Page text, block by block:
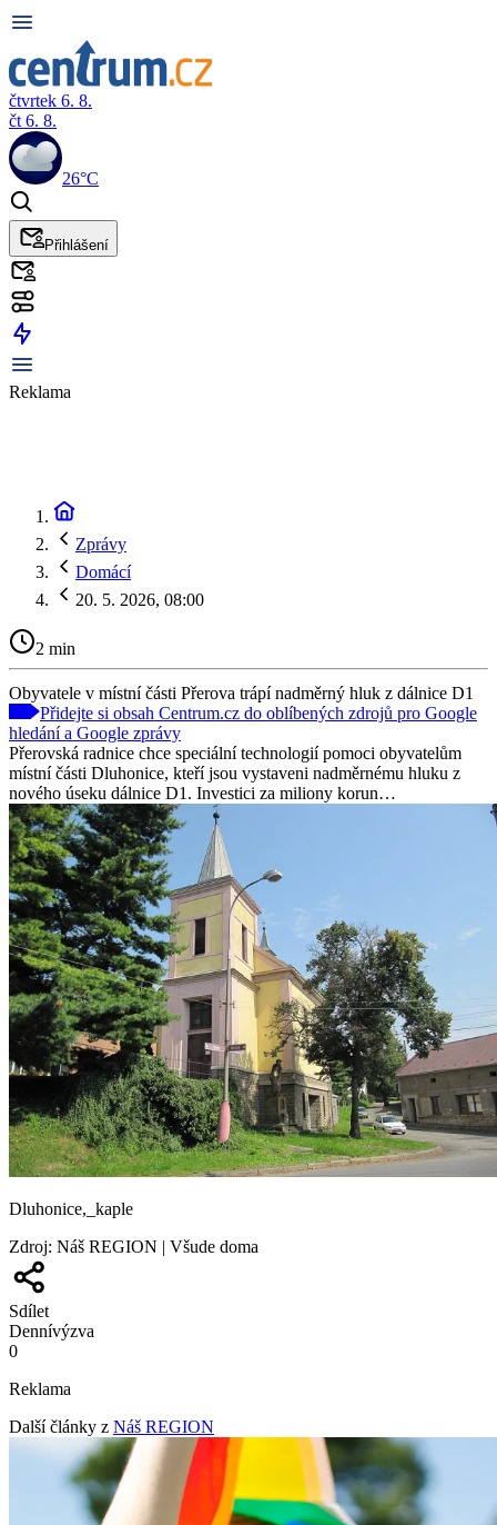
čtvrtek 6. 8.
čt 6. 8.
26°C
Přihlášení
Reklama
Zprávy
Domácí
20. 5. 2026, 08:00
2 min
Obyvatele v místní části Přerova trápí nadměrný hluk z dálnice D1
Přidejte si obsah Centrum.cz do oblíbených zdrojů pro Google
hledání a Google zprávy
Přerovská radnice chce speciální technologií pomoci obyvatelům
místní části Dluhonice, kteří jsou vystaveni nadměrnému hluku z
nového úseku dálnice D1. Investici za miliony korun…
Dluhonice,_kaple
Zdroj: Náš REGION | Všude doma
Sdílet
Dennívýzva
0
Reklama
Další články z Náš REGION